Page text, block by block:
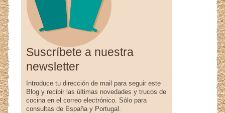
Suscríbete a nuestra
newsletter
Introduce tu dirección de mail para seguir este
Blog y recibir las últimas novedades y trucos de
cocina en el correo electrónico. Sólo para
consultas de España y Portugal.